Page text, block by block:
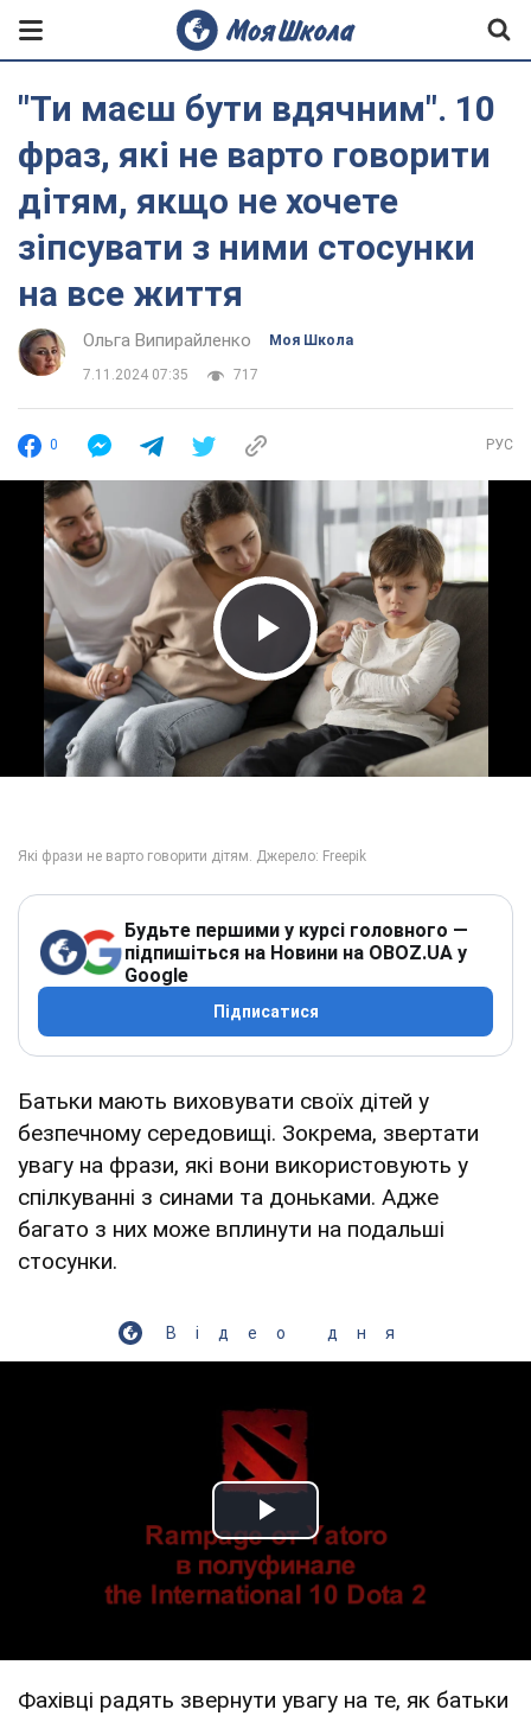
"Ти маєш бути вдячним". 10
фраз, які не варто говорити
дітям, якщо не хочете
зіпсувати з ними стосунки
на все життя
Ольга Випирайленко Моя Школа
7.11.2024 07:35 717
0 РУС
Play Video
Будьте першими у курсі головного —
підпишіться на Новини на OBOZ.UA у
Google
Підписатися
Батьки мають виховувати своїх дітей у
безпечному середовищі. Зокрема, звертати
увагу на фрази, які вони використовують у
спілкуванні з синами та доньками. Адже
багато з них може вплинути на подальші
стосунки.
Відео дня
Play Video
Фахівці радять звернути увагу на те, як батьки